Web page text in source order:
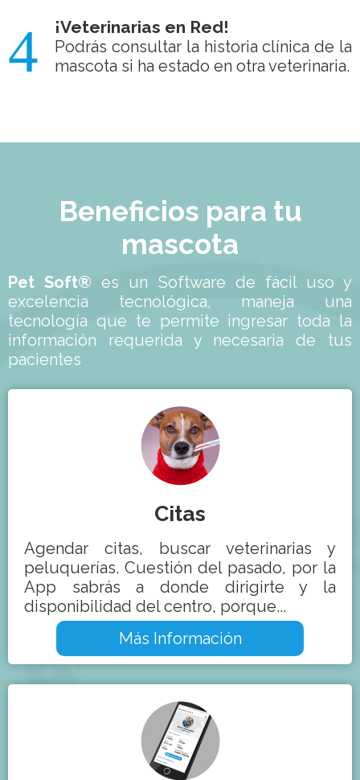
4 ¡Veterinarias en Red!
Podrás consultar la historia clínica de la
mascota si ha estado en otra veterinaria.
Beneficios para tu
mascota
Pet Soft® es un Software de fácil uso y
excelencia tecnológica, maneja una
tecnología que te permite ingresar toda la
información requerida y necesaria de tus
pacientes
Citas
Agendar citas, buscar veterinarias y
peluquerías. Cuestión del pasado, por la
App sabrás a donde dirigirte y la
disponibilidad del centro, porque...
Más Información